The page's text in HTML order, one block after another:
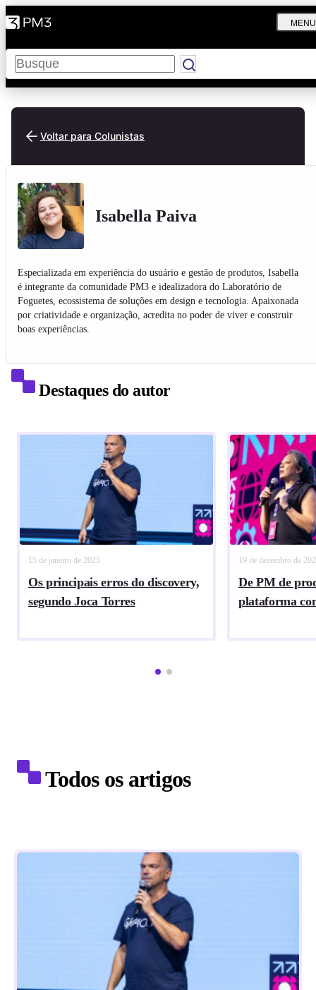
Pesquisar
MENU
Voltar para Colunistas
Isabella Paiva
Especializada em experiência do usuário e gestão de produtos, Isabella
é integrante da comunidade PM3 e idealizadora do Laboratório de
Foguetes, ecossistema de soluções em design e tecnologia. Apaixonada
por criatividade e organização, acredita no poder de viver e construir
boas experiências.
Destaques do autor
15 de janeiro de 2025
Os principais erros do discovery,
segundo Joca Torres
19 de dezembro de
De PM de
plataforma
Todos os artigos